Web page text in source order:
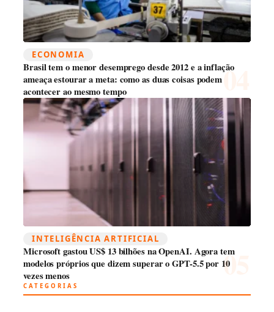
ECONOMIA
Brasil tem o menor desemprego desde 2012 e a inflação
ameaça estourar a meta: como as duas coisas podem
acontecer ao mesmo tempo
INTELIGÊNCIA ARTIFICIAL
Microsoft gastou US$ 13 bilhões na OpenAI. Agora tem
modelos próprios que dizem superar o GPT-5.5 por 10
vezes menos
CATEGORIAS